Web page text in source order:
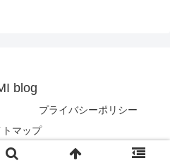
blog
プライバシーポリシー
トマップ
AMI blog.